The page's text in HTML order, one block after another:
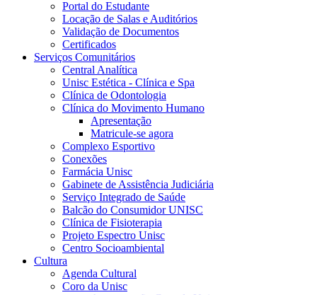
Portal do Estudante
Locação de Salas e Auditórios
Validação de Documentos
Certificados
Serviços Comunitários
Central Analítica
Unisc Estética - Clínica e Spa
Clínica de Odontologia
Clínica do Movimento Humano
Apresentação
Matricule-se agora
Complexo Esportivo
Conexões
Farmácia Unisc
Gabinete de Assistência Judiciária
Serviço Integrado de Saúde
Balcão do Consumidor UNISC
Clínica de Fisioterapia
Projeto Espectro Unisc
Centro Socioambiental
Cultura
Agenda Cultural
Coro da Unisc